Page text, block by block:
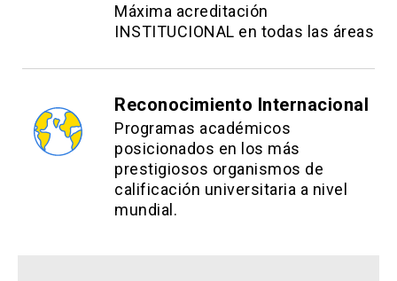
Máxima acreditación
INSTITUCIONAL en todas las áreas
Reconocimiento Internacional
Programas académicos
posicionados en los más
prestigiosos organismos de
calificación universitaria a nivel
mundial.